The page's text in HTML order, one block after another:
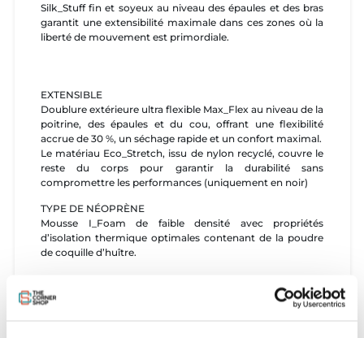
Silk_Stuff fin et soyeux au niveau des épaules et des bras
garantit une extensibilité maximale dans ces zones où la
liberté de mouvement est primordiale.
EXTENSIBLE
Doublure extérieure ultra flexible Max_Flex au niveau de la
poitrine, des épaules et du cou, offrant une flexibilité
accrue de 30 %, un séchage rapide et un confort maximal.
Le matériau Eco_Stretch, issu de nylon recyclé, couvre le
reste du corps pour garantir la durabilité sans
compromettre les performances (uniquement en noir)
TYPE DE NÉOPRÈNE
Mousse I_Foam de faible densité avec propriétés
d’isolation thermique optimales contenant de la poudre
de coquille d’huître.